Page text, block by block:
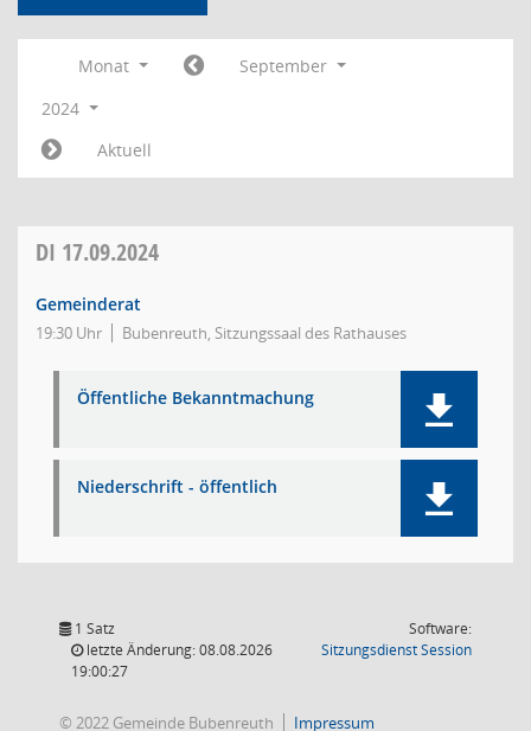
Monat
September
2024
Aktuell
DI 17.09.2024
Gemeinderat
19:30 Uhr Bubenreuth, Sitzungssaal des Rathauses
Öffentliche Bekanntmachung
Niederschrift - öffentlich
1 Satz
letzte Änderung: 08.08.2026
19:00:27
Software:
SitzungsdienstSession(Wird in
© 2022 Gemeinde Bubenreuth Impressum